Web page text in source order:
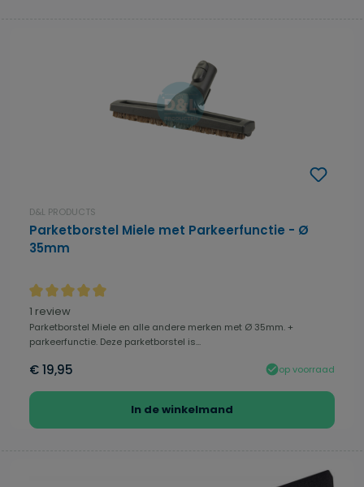
D&L PRODUCTS
Parketborstel Miele met Parkeerfunctie - Ø
35mm
Gemiddelde waardering van 5 van 5 sterren
1 review
Parketborstel Miele en alle andere merken met Ø 35mm. +
parkeerfunctie. Deze parketborstel is...
€ 19,95 op voorraad
In de winkelmand